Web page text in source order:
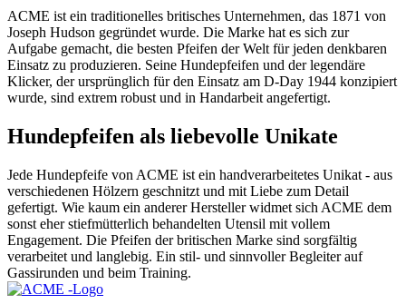
ACME ist ein traditionelles britisches Unternehmen, das 1871 von
Joseph Hudson gegründet wurde. Die Marke hat es sich zur
Aufgabe gemacht, die besten Pfeifen der Welt für jeden denkbaren
Einsatz zu produzieren. Seine Hundepfeifen und der legendäre
Klicker, der ursprünglich für den Einsatz am D-Day 1944 konzipiert
wurde, sind extrem robust und in Handarbeit angefertigt.
Hundepfeifen als liebevolle Unikate
Jede Hundepfeife von ACME ist ein handverarbeitetes Unikat - aus
verschiedenen Hölzern geschnitzt und mit Liebe zum Detail
gefertigt. Wie kaum ein anderer Hersteller widmet sich ACME dem
sonst eher stiefmütterlich behandelten Utensil mit vollem
Engagement. Die Pfeifen der britischen Marke sind sorgfältig
verarbeitet und langlebig. Ein stil- und sinnvoller Begleiter auf
Gassirunden und beim Training.